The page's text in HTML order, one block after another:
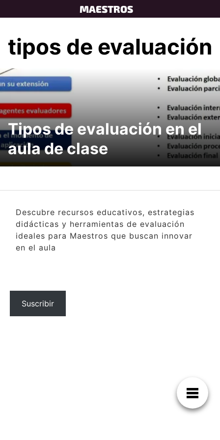
to
MAESTROS
tipos de evaluación
Tipos de evaluación en el
aula de clase
Descubre recursos educativos, estrategias
didácticas y herramientas de evaluación
ideales para Maestros que buscan innovar
en el aula
Suscribir